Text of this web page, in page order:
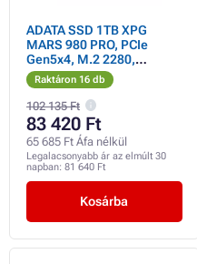
ADATA SSD 1TB XPG
MARS 980 PRO, PCIe
Gen5x4, M.2 2280,
(R:14000/ W:10000MB/s)
Raktáron 16 db
102 135 Ft
83 420 Ft
65 685 Ft Áfa nélkül
Legalacsonyabb ár az elmúlt 30
napban: 81 640 Ft
Kosárba